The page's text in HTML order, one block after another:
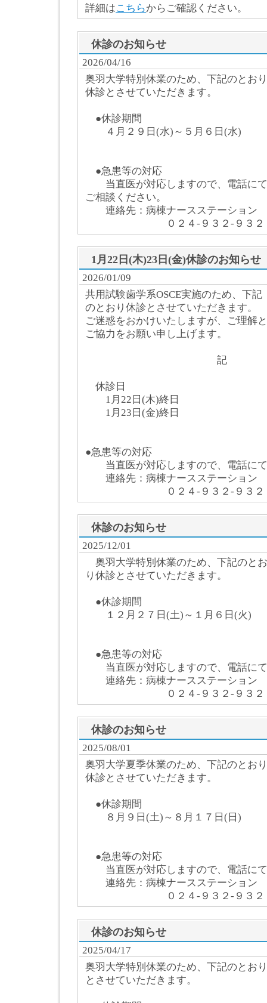
詳細はこちらからご確認ください。
休診のお知らせ
2026/04/16
奥羽大学特別休業のため、下記のとおり
休診とさせていただきます。
●休診期間
４月２９日(水)～５月６日(水)
●急患等の対応
当直医が対応しますので、電話にて
ご相談ください。
連絡先：病棟ナースステーション
０２４-９３２-９３２８
1月22日(木)23日(金)休診のお知らせ
2026/01/09
共用試験歯学系OSCE実施のため、下記
のとおり休診とさせていただきます。
ご迷惑をおかけいたしますが、ご理解と
ご協力をお願い申し上げます。
記
休診日
1月22日(木)終日
1月23日(金)終日
●急患等の対応
当直医が対応しますので、電話にて
連絡先：病棟ナースステーション
０２４-９３２-９３２８
休診のお知らせ
2025/12/01
奥羽大学特別休業のため、下記のとお
り休診とさせていただきます。
●休診期間
１２月２７日(土)～１月６日(火)
●急患等の対応
当直医が対応しますので、電話にて
連絡先：病棟ナースステーション
０２４-９３２-９３２８
休診のお知らせ
2025/08/01
奥羽大学夏季休業のため、下記のとおり
休診とさせていただきます。
●休診期間
８月９日(土)～８月１７日(日)
●急患等の対応
当直医が対応しますので、電話にて
連絡先：病棟ナースステーション
０２４-９３２-９３２８
休診のお知らせ
2025/04/17
奥羽大学特別休業のため、下記のとお
とさせていただきます。